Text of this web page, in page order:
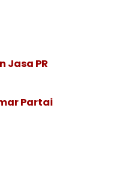
Jasa PR
Partai